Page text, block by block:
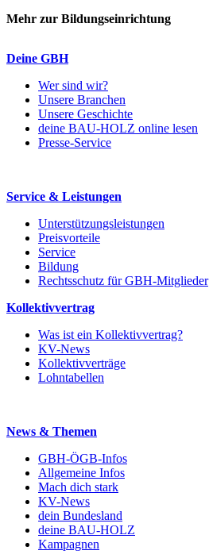
Mehr zur Bildungseinrichtung
Deine GBH
Wer sind wir?
Unsere Branchen
Unsere Geschichte
deine BAU-HOLZ online lesen
Presse-Service
Service & Leistungen
Unterstützungsleistungen
Preisvorteile
Service
Bildung
Rechtsschutz für GBH-Mitglieder
Kollektivvertrag
Was ist ein Kollektivvertrag?
KV-News
Kollektivverträge
Lohntabellen
News & Themen
GBH-ÖGB-Infos
Allgemeine Infos
Mach dich stark
KV-News
dein Bundesland
deine BAU-HOLZ
Kampagnen